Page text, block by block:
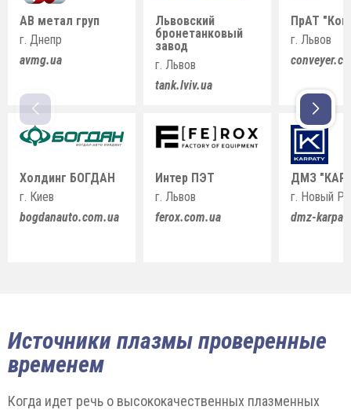
АВ метал груп
г. Днепр
avmg.ua
Холдинг БОГДАН
г. Киев
bogdanauto.com.ua
Львовский
бронетанковый
завод
г. Львов
tank.lviv.ua
Интер ПЭТ
г. Львов
ferox.com.ua
ПрАТ
г. Львов
ДМЗ
г. Новый
dmz-
Источники плазмы проверенные
временем
Когда идет речь о высококачественных плазменных